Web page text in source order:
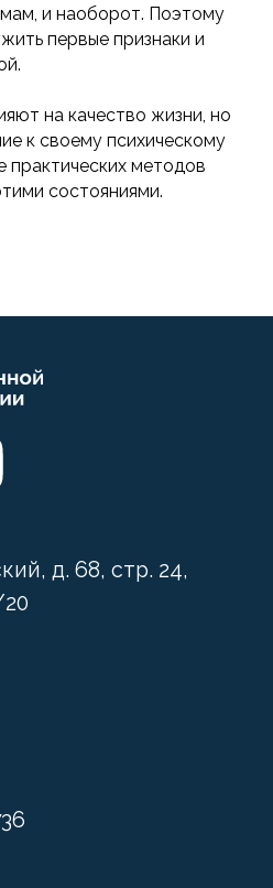
и наоборот. Поэтому
первые признаки и
на качество жизни, но
к своему психическому
практических методов
состояниями.